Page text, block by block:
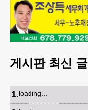
게시판 최신 글
1.loading...